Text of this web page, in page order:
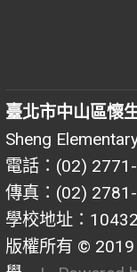
臺北市中山區懷
Sheng
電話：(02)
傳真：(02)
學校地址：
版權所有 ©